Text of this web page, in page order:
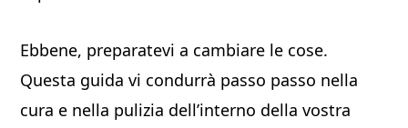
Ebbene, preparatevi a cambiare le cose.
Questa guida vi condurrà passo passo nella
cura e nella pulizia dell’interno della vostra